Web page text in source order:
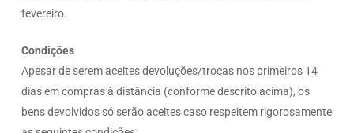
fevereiro.
Condições
Apesar de serem aceites devoluções/trocas nos primeiros 14
dias em compras à distância (conforme descrito acima), os
bens devolvidos só serão aceites caso respeitem rigorosamente